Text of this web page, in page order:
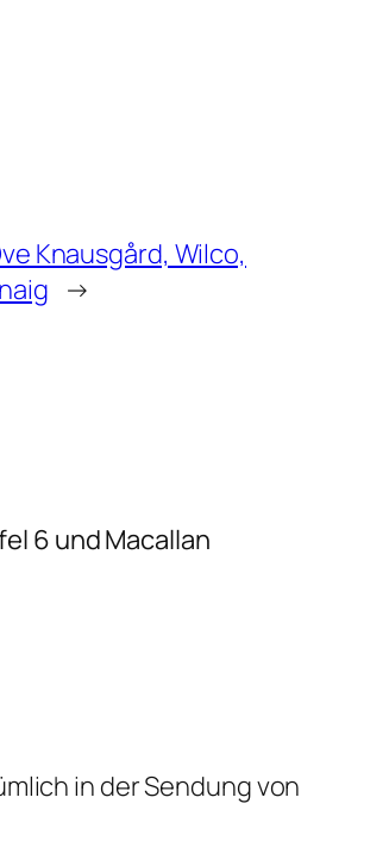
Knausgård, Wilco,
→
6 und Macallan
in der Sendung von